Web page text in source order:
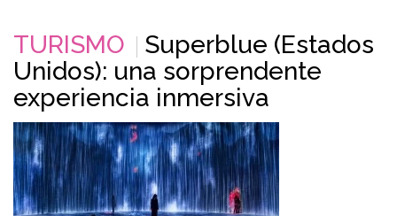
TURISMO
Superblue (Estados
Unidos): una sorprendente
experiencia inmersiva